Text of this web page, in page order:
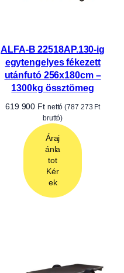
ALFA-B 22518AP.130-ig
egytengelyes fékezett
utánfutó 256x180cm –
1300kg össztömeg
619 900 Ft nettó (787 273 Ft
bruttó)
Áraj
ánla
tot
Kér
ek